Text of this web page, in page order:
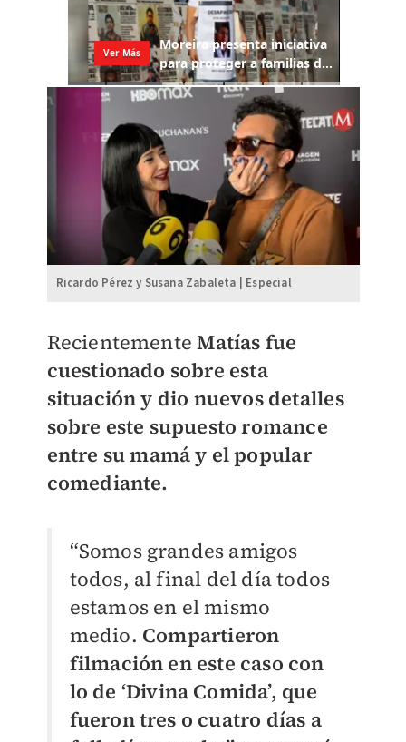
Ricardo Pérez y Susana Zabaleta | Especial
RecientementeMatías fue
cuestionado sobre esta
situación y dio nuevos detalles
sobre este supuesto romance
entre su mamá y el popular
comediante.
“Somos grandes amigos
todos, al final del día todos
estamos en el mismo
medio. Compartieron
filmación en este caso con
lo de ‘Divina Comida’, que
fueron tres o cuatro días a